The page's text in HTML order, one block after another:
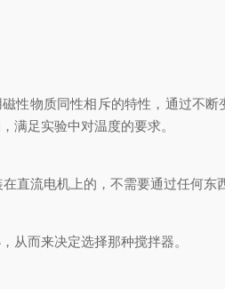
物质同性相斥的特性，通过不断
满足实验中对温度的要求。
流电机上的，不需要通过任何东
而来决定选择那种搅拌器。